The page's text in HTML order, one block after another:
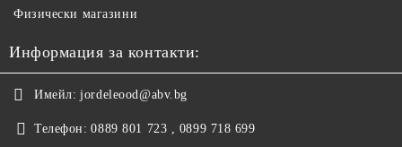
Физически магазини
Информация за контакти:
Имейл: jordeleood@abv.bg
Телефон: 0889 801 723 , 0899 718 699